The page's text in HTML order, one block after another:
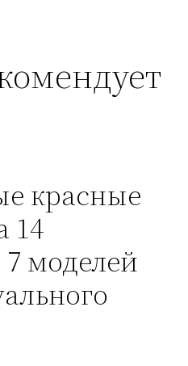
красные
14
моделей